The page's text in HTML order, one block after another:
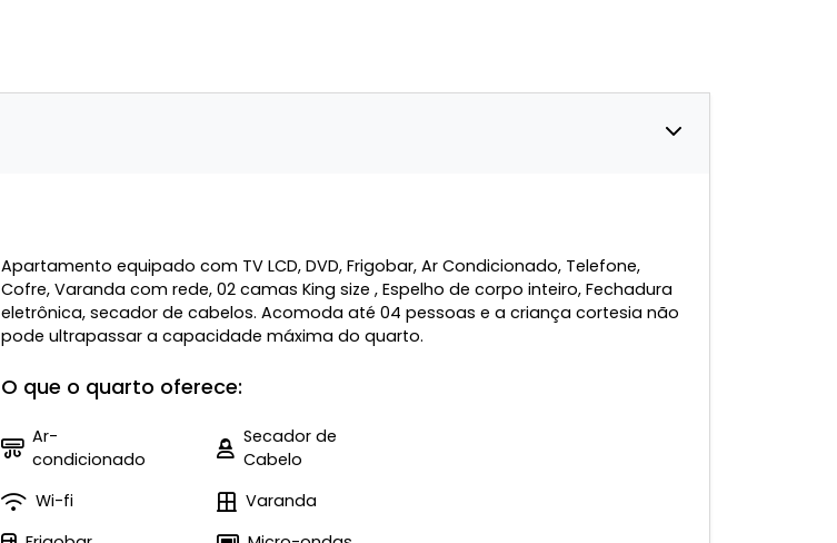
Apartamento equipado com TV LCD, DVD, Frigobar, Ar Condicionado, Telefone,
Cofre, Varanda com rede, 02 camas King size , Espelho de corpo inteiro, Fechadura
eletrônica, secador de cabelos. Acomoda até 04 pessoas e a criança cortesia não
pode ultrapassar a capacidade máxima do quarto.
O que o quarto oferece:
Ar-
condicionado
Secador de
Cabelo
Wi-fi
Varanda